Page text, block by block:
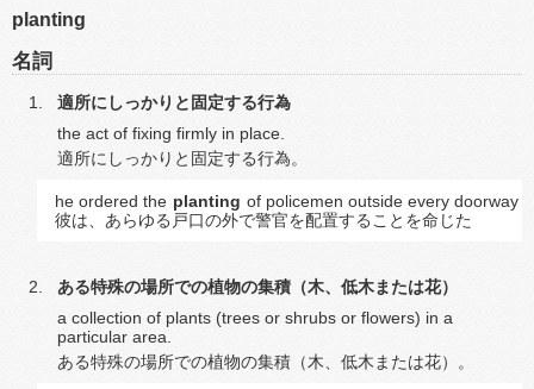
planting
名詞
適所にしっかりと固定する行為
the act of fixing firmly in place.
適所にしっかりと固定する行為。
he ordered the planting of policemen outside every doorway
彼は、あらゆる戸口の外で警官を配置することを命じた
ある特殊の場所での植物の集積（木、低木または花）
a collection of plants (trees or shrubs or flowers) in a
particular area.
ある特殊の場所での植物の集積（木、低木または花）。